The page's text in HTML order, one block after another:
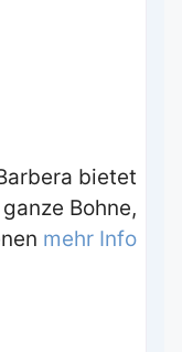
bietet
Bohne,
mehr Info